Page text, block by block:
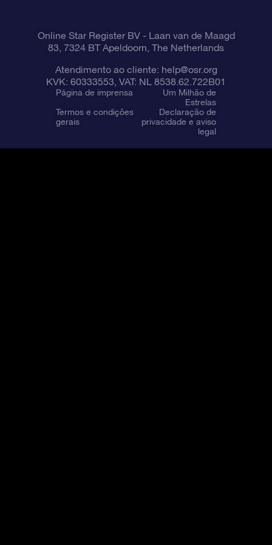
Online Star Register BV- Laan van de Maagd
83, 7324 BT Apeldoorn, The Netherlands
Atendimento ao cliente: help@osr.org
KVK: 60333553, VAT: NL 8538.62.722B01
Página de imprensa
Um Milhão de
Estrelas
Termos e condições
gerais
Declaração de
privacidade e aviso
legal